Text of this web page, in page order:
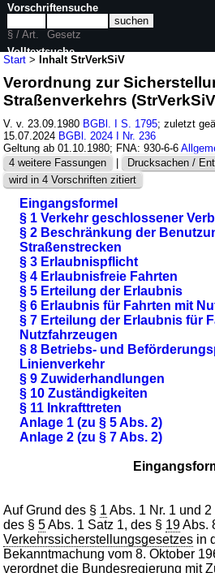
Start >Inhalt StrVerkSiV
Verordnung zur
Straßenverkehrs
V. v. 23.09.1980 BGBl. I S. 1795; zuletzt
15.07.2024 BGBl. 2024 I Nr. 236
Geltung ab 01.10.1980; FNA: 930-6-6
4 weitere Fassungen
| Drucksachen /
wird in 4 Vorschriften zitiert
Eingangsformel
§ 1 Verkehr geschlossener
§ 2 Beschränkung der
Straßenstrecken
§ 3 Erlaubnispflicht
§ 4 Erlaubnisfreie Fahrten
§ 5 Erteilung der Erlaubnis
§ 6 Erlaubnis für Fahrten mit
§ 7 Erteilung der Erlaubnis für
Nutzfahrzeugen
§ 8 Betriebs- und
Linienverkehr
§ 9 Zuwiderhandlungen
§ 10 Zuständigkeiten
§ 11 Inkrafttreten
Anlage 1 (zu § 5 Abs. 2)
Anlage 2 (zu § 7 Abs. 2)
Auf Grund des § 1 Abs. 1 Nr. 1 und
des §5Abs. 1 Satz 1, des § 19Abs.
Verkehrssicherstellungsgesetzes in
Bekanntmachung vom 8. Oktober
verordnet die Bundesregierung mit
Vorschriftensuche
§ / Art.
Gesetz
Volltextsuche
nur in StrVerkSiV